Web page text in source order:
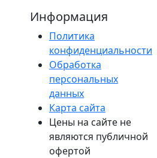
Информация
Политика
конфиденциальности
Обработка
персональных
данных
Карта сайта
Цены на сайте не
являются публичной
офертой